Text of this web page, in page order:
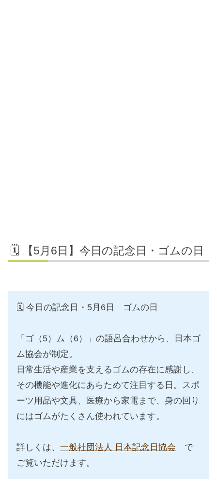
🗓️ 【5月6日】今日の記念日・ゴムの日
🗓️ 今日の記念日・5月6日 ゴムの日
「ゴ（5）ム（6）」の語呂合わせから、日本ゴ
ム協会が制定。
日常生活や産業を支えるゴムの存在に感謝し、
その機能や進化にあらためて注目する日。スポ
ーツ用品や文具、医療から家電まで、身の回り
にはゴムがたくさん使われています。
詳しくは、 一般社団法人 日本記念日協会 で
ご覧いただけます。